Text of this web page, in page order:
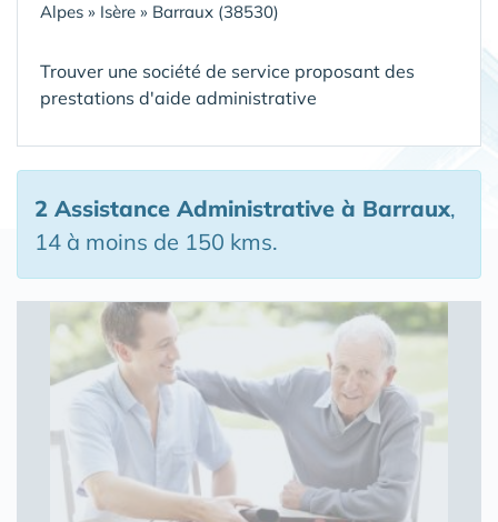
Alpes » Isère » Barraux (38530)
Trouver une société de service proposant des
prestations d'aide administrative
2 Assistance Administrative à Barraux,
14 à moins de 150 kms.